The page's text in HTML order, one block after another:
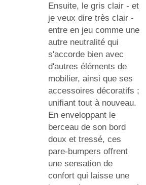
Ensuite, le gris clair - et
je veux dire très clair -
entre en jeu comme une
autre neutralité qui
s'accorde bien avec
d'autres éléments de
mobilier, ainsi que ses
accessoires décoratifs ;
unifiant tout à nouveau.
En enveloppant le
berceau de son bord
doux et tressé, ces
pare-bumpers offrent
une sensation de
confort qui laisse une